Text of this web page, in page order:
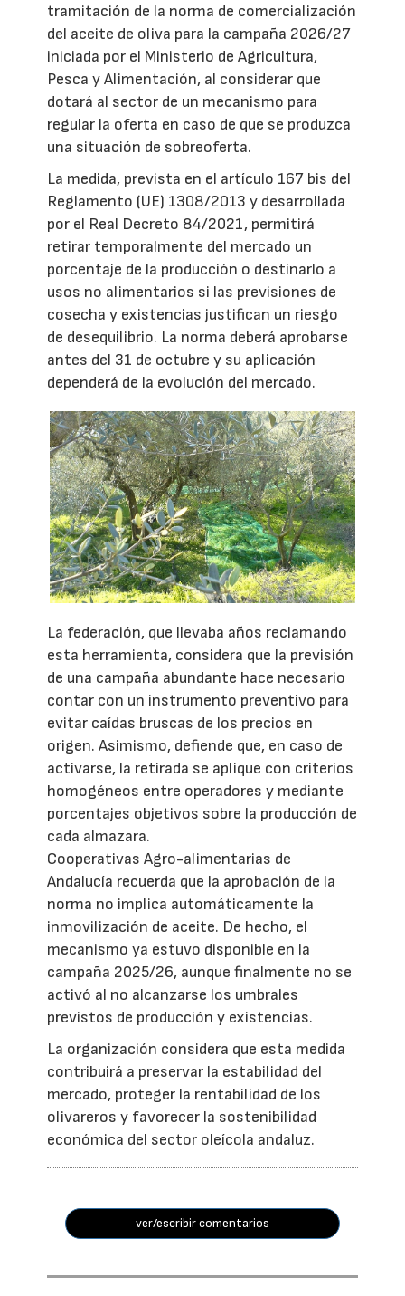
tramitación de la norma de comercialización
del aceite de oliva para la campaña 2026/27
iniciada por el Ministerio de Agricultura,
Pesca y Alimentación, al considerar que
dotará al sector de un mecanismo para
regular la oferta en caso de que se produzca
una situación de sobreoferta.
La medida, prevista en el artículo 167 bis del
Reglamento (UE) 1308/2013 y desarrollada
por el Real Decreto 84/2021, permitirá
retirar temporalmente del mercado un
porcentaje de la producción o destinarlo a
usos no alimentarios si las previsiones de
cosecha y existencias justifican un riesgo
de desequilibrio. La norma deberá aprobarse
antes del 31 de octubre y su aplicación
dependerá de la evolución del mercado.
La federación, que llevaba años reclamando
esta herramienta, considera que la previsión
de una campaña abundante hace necesario
contar con un instrumento preventivo para
evitar caídas bruscas de los precios en
origen. Asimismo, defiende que, en caso de
activarse, la retirada se aplique con criterios
homogéneos entre operadores y mediante
porcentajes objetivos sobre la producción de
cada almazara.
Cooperativas Agro-alimentarias de
Andalucía recuerda que la aprobación de la
norma no implica automáticamente la
inmovilización de aceite. De hecho, el
mecanismo ya estuvo disponible en la
campaña 2025/26, aunque finalmente no se
activó al no alcanzarse los umbrales
previstos de producción y existencias.
La organización considera que esta medida
contribuirá a preservar la estabilidad del
mercado, proteger la rentabilidad de los
olivareros y favorecer la sostenibilidad
económica del sector oleícola andaluz.
ver/escribir comentarios